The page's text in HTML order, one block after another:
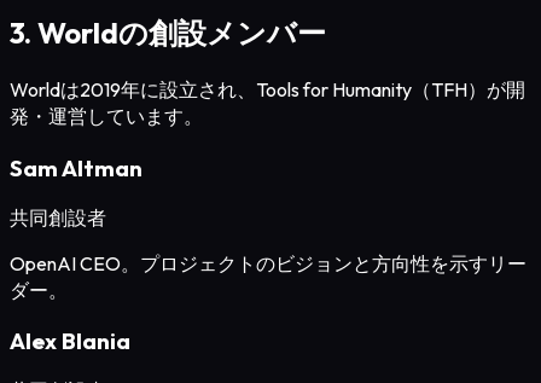
3. Worldの創設メンバー
Worldは2019年に設立され、Tools for Humanity（TFH）が開
発・運営しています。
Sam Altman
共同創設者
OpenAI CEO。プロジェクトのビジョンと方向性を示すリー
ダー。
Alex Blania